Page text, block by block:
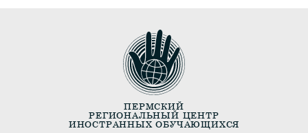
ПЕРМСКИЙ
РЕГИОНАЛЬНЫЙ ЦЕНТР
ИНОСТРАННЫХ ОБУЧАЮЩИХСЯ